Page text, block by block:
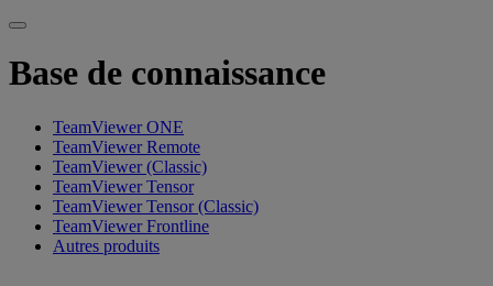
Base de connaissance
TeamViewer ONE
TeamViewer Remote
TeamViewer (Classic)
TeamViewer Tensor
TeamViewer Tensor (Classic)
TeamViewer Frontline
Autres produits